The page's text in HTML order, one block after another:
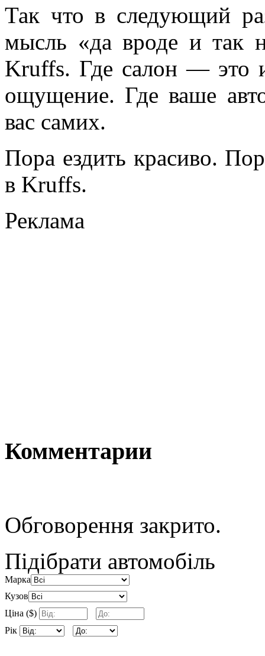
Так что в следующий
мысль «да вроде и так
Kruffs. Где салон — это
ощущение. Где ваше
вас самих.
Пора ездить красиво.
в Kruffs.
Реклама
Комментарии
Обговорення закрито.
Підібрати автомобіль
Марка
Кузов
Ціна ($)
Рік